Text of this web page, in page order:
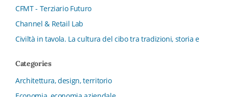
CFMT - Terziario Futuro
Channel & Retail Lab
Civiltà in tavola. La cultura del cibo tra tradizioni, storia e
Collana del Dipartimento di Scienze Aziendali, Management
Categories
Architettura, design, territorio